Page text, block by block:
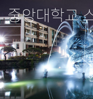
중앙대학교
스